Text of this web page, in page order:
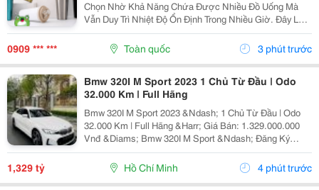
Chọn Nhờ Khả Năng Chứa Được Nhiều Đồ Uống Mà
Vẫn Duy Trì Nhiệt Độ Ổn Định Trong Nhiều Giờ. Đây Là
Sản Phẩm Phù Hợp Với Người Thường Xuyên Di
Chuyển, Làm Việc Ngoài Trời Hoặc Cần Bổ Sung Đủ
Nước Trong Cả...
0909 *** *** Toàn quốc 3 phút trước
Bmw 320I M Sport 2023 1 Chủ Từ Đầu | Odo
32.000 Km | Full Hãng
Bmw 320I M Sport 2023 &Ndash; 1 Chủ Từ Đầu | Odo
32.000 Km | Full Hãng &Harr; Giá Bán: 1.329.000.000
Vnđ &Diams; Bmw 320I M Sport &Ndash; Đăng Ký
11/2023 &Diams; Xe 1 Chủ Từ Đầu, Sử Dụng Kỹ, Giữ
Gìn Cẩn Thận &Diams; Odo: 32.000 Km &Diams; Bảo
Dưỡng...
1,329 tỷ Hồ Chí Minh 4 phút trước